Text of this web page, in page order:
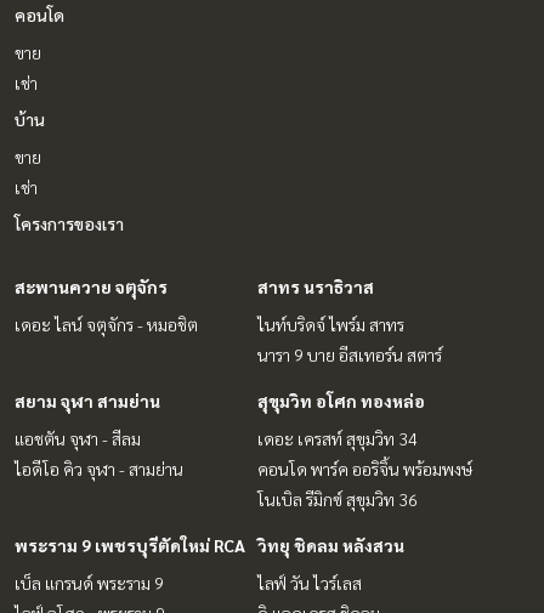
คอนโด
ขาย
เช่า
บ้าน
ขาย
เช่า
โครงการของเรา
สะพานควาย จตุจักร
เดอะ ไลน์ จตุจักร - หมอชิต
สาทร นราธิวาส
ไนท์บริดจ์ ไพร์ม สาทร
นารา 9 บาย อีสเทอร์น สตาร์
สยาม จุฬา สามย่าน
แอชตัน จุฬา - สีลม
ไอดีโอ คิว จุฬา - สามย่าน
สุขุมวิท อโศก ทองหล่อ
เดอะ เครสท์ สุขุมวิท 34
คอนโด พาร์ค ออริจิ้น พร้อมพงษ์
โนเบิล รีมิกซ์ สุขุมวิท 36
พระราม 9 เพชรบุรีตัดใหม่ RCA
เบ็ล แกรนด์ พระราม 9
วิทยุ ชิดลม หลังสวน
ไลฟ์ วัน ไวร์เลส